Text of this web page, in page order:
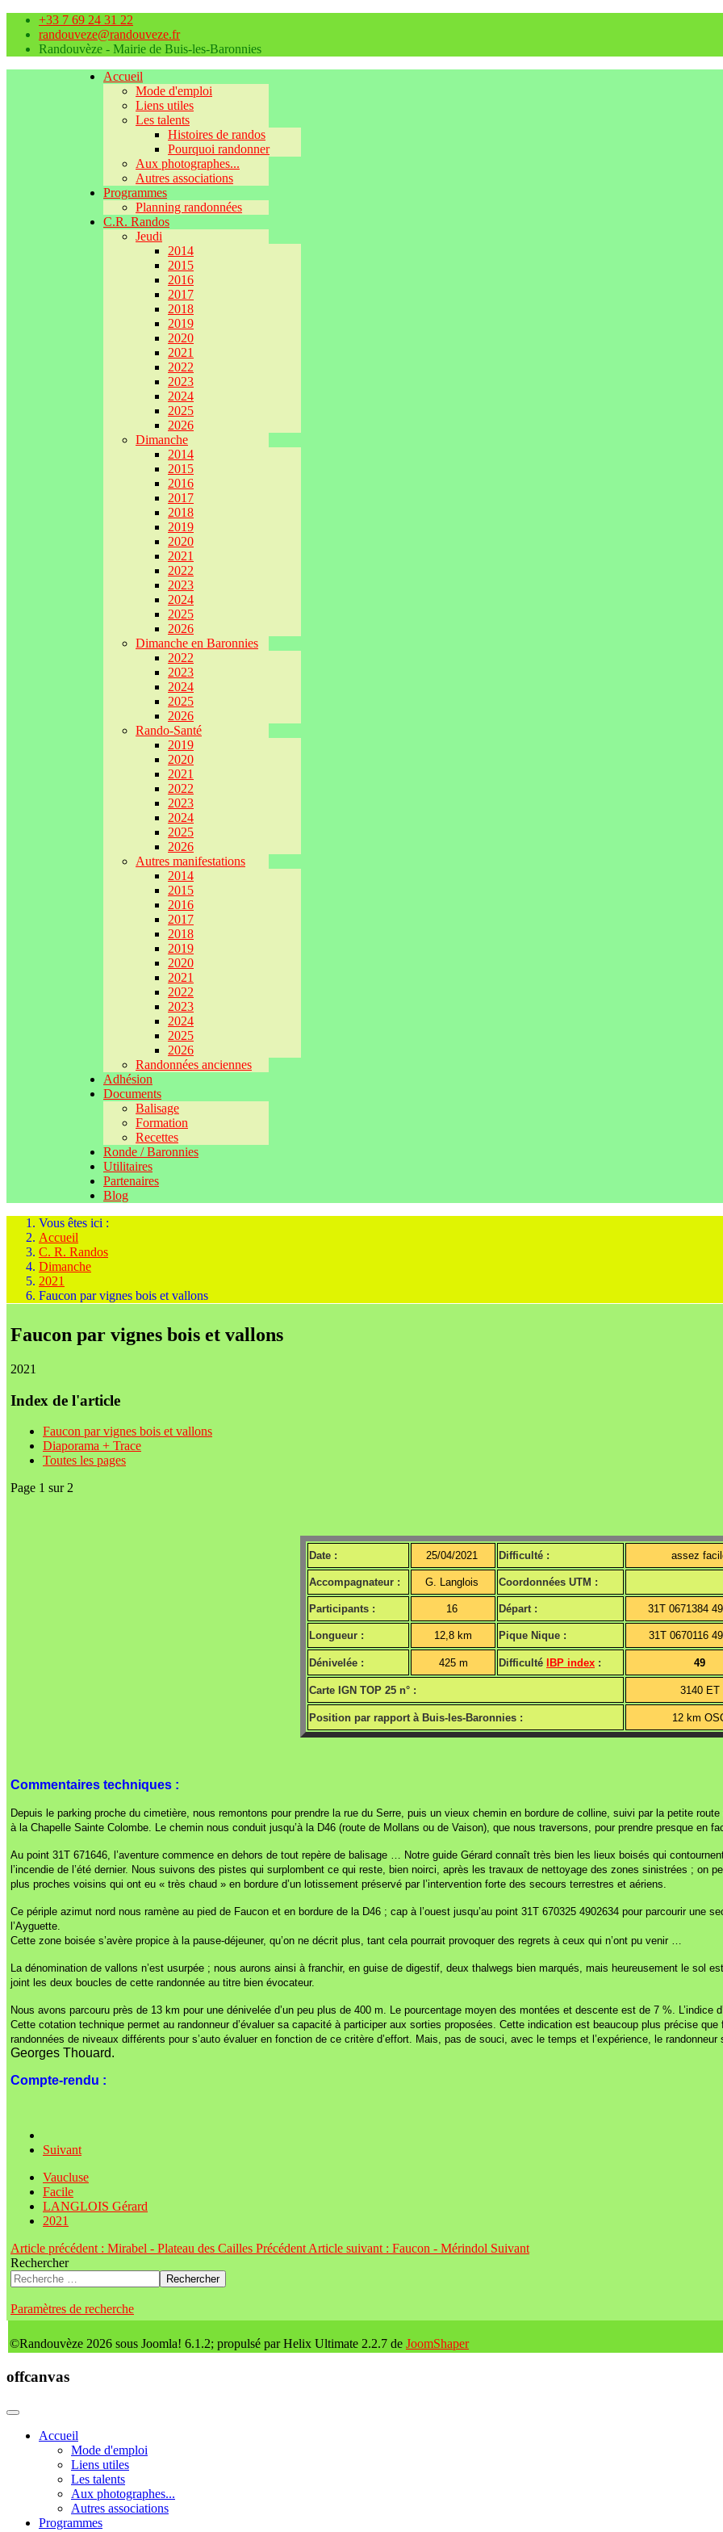
+33 7 69 24 31 22
randouveze@randouveze.fr
Randouvèze - Mairie de Buis-les-Baronnies
Accueil
Mode d'emploi
Liens utiles
Les talents
Histoires de randos
Pourquoi randonner
Aux photographes...
Autres associations
Programmes
Planning randonnées
C.R. Randos
Jeudi
2014
2015
2016
2017
2018
2019
2020
2021
2022
2023
2024
2025
2026
Dimanche
2014
2015
2016
2017
2018
2019
2020
2021
2022
2023
2024
2025
2026
Dimanche en Baronnies
2022
2023
2024
2025
2026
Rando-Santé
2019
2020
2021
2022
2023
2024
2025
2026
Autres manifestations
2014
2015
2016
2017
2018
2019
2020
2021
2022
2023
2024
2025
2026
Randonnées anciennes
Adhésion
Documents
Balisage
Formation
Recettes
Ronde / Baronnies
Utilitaires
Partenaires
Blog
Vous êtes ici :
Accueil
C. R. Randos
Dimanche
2021
Faucon par vignes bois et vallons
Faucon par vignes bois et vallons
2021
Index de l'article
Faucon par vignes bois et vallons
Diaporama + Trace
Toutes les pages
Page 1 sur 2
Date : 25/04/2021 Difficulté : assez
Accompagnateur : G. Langlois Coordonnées UTM :
Participants : 16 Départ : 31T 0671384
Longueur : 12,8 km Pique Nique : 31T 0670116
Dénivelée : 425 m Difficulté IBP index : 49
Carte IGN TOP 25 n° : 3140 ET
Position par rapport à Buis-les-Baronnies : 12 km
Commentaires techniques :
Depuis le parking proche du cimetière, nous remontons pour prendre la rue du Serre, puis un vieux chemin en bordure de colline, suivi par la petite
à la Chapelle Sainte Colombe. Le chemin nous conduit jusqu’à la D46 (route de Mollans ou de Vaison), que nous traversons, pour prendre presque en
Au point 31T 671646, l’aventure commence en dehors de tout repère de balisage … Notre guide Gérard connaît très bien les lieux boisés qui
l’incendie de l’été dernier. Nous suivons des pistes qui surplombent ce qui reste, bien noirci, après les travaux de nettoyage des zones sinistrées ; on
plus proches voisins qui ont eu « très chaud » en bordure d’un lotissement préservé par l’intervention forte des secours terrestres et aériens.
Ce périple azimut nord nous ramène au pied de Faucon et en bordure de la D46 ; cap à l’ouest jusqu’au point 31T 670325 4902634 pour parcourir une
l’Ayguette.
Cette zone boisée s’avère propice à la pause-déjeuner, qu’on ne décrit plus, tant cela pourrait provoquer des regrets à ceux qui n’ont pu venir …
La dénomination de vallons n’est usurpée ; nous aurons ainsi à franchir, en guise de digestif, deux thalwegs bien marqués, mais heureusement le sol
joint les deux boucles de cette randonnée au titre bien évocateur.
Nous avons parcouru près de 13 km pour une dénivelée d’un peu plus de 400 m. Le pourcentage moyen des montées et descente est de 7 %. L’indice
Cette cotation technique permet au randonneur d’évaluer sa capacité à participer aux sorties proposées. Cette indication est beaucoup plus précise
randonnées de niveaux différents pour s’auto évaluer en fonction de ce critère d’effort. Mais, pas de souci, avec le temps et l’expérience, le
Georges Thouard.
Compte-rendu :
Suivant
Vaucluse
Facile
LANGLOIS Gérard
2021
Article précédent : Mirabel - Plateau des Cailles Précédent Article suivant : Faucon - Mérindol Suivant
Rechercher
Rechercher
Paramètres de recherche
©Randouvèze 2026 sous Joomla! 6.1.2; propulsé par Helix Ultimate 2.2.7 de JoomShaper
offcanvas
Accueil
Mode d'emploi
Liens utiles
Les talents
Aux photographes...
Autres associations
Programmes